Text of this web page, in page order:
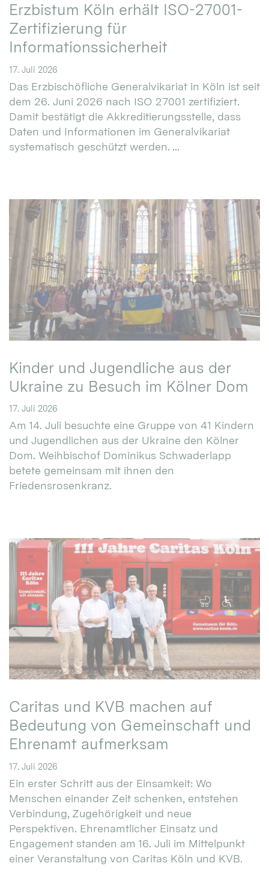
Erzbistum Köln erhält ISO-27001-
Zertifizierung für
Informationssicherheit
17. Juli 2026
Das Erzbischöfliche Generalvikariat in Köln ist seit
dem 26. Juni 2026 nach ISO 27001 zertifiziert.
Damit bestätigt die Akkreditierungsstelle, dass
Daten und Informationen im Generalvikariat
systematisch geschützt werden. ...
Kinder und Jugendliche aus der
Ukraine zu Besuch im Kölner Dom
17. Juli 2026
Am 14. Juli besuchte eine Gruppe von 41 Kindern
und Jugendlichen aus der Ukraine den Kölner
Dom. Weihbischof Dominikus Schwaderlapp
betete gemeinsam mit ihnen den
Friedensrosenkranz.
Caritas und KVB machen auf
Bedeutung von Gemeinschaft und
Ehrenamt aufmerksam
17. Juli 2026
Ein erster Schritt aus der Einsamkeit: Wo
Menschen einander Zeit schenken, entstehen
Verbindung, Zugehörigkeit und neue
Perspektiven. Ehrenamtlicher Einsatz und
Engagement standen am 16. Juli im Mittelpunkt
einer Veranstaltung von Caritas Köln und KVB.